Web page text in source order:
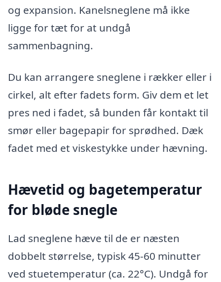
og expansion. Kanelsneglene må ikke
ligge for tæt for at undgå
sammenbagning.
Du kan arrangere sneglene i rækker eller i
cirkel, alt efter fadets form. Giv dem et let
pres ned i fadet, så bunden får kontakt til
smør eller bagepapir for sprødhed. Dæk
fadet med et viskestykke under hævning.
Hævetid og bagetemperatur
for bløde snegle
Lad sneglene hæve til de er næsten
dobbelt størrelse, typisk 45-60 minutter
ved stuetemperatur (ca. 22°C). Undgå for